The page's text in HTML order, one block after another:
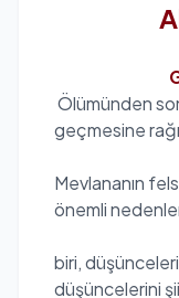
Ölümünden
geçmesine
Mevlananın
önemli
biri,
düşüncelerini şiir